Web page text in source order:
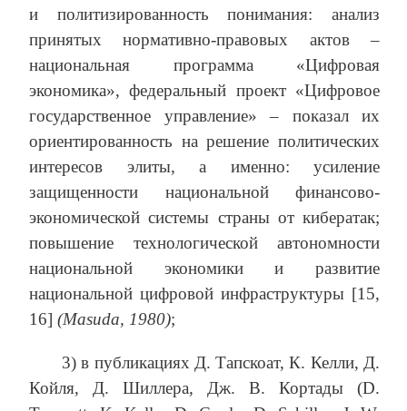
и политизированность понимания: анализ
принятых нормативно-правовых актов –
национальная программа «Цифровая
экономика», федеральный проект «Цифровое
государственное управление» – показал их
ориентированность на решение политических
интересов элиты, а именно: усиление
защищенности национальной финансово-
экономической системы страны от кибератак;
повышение технологической автономности
национальной экономики и развитие
национальной цифровой инфраструктуры [15,
16] (Masuda, 1980);
3) в публикациях Д. Тапскоат, К. Келли, Д.
Койля, Д. Шиллера, Дж. В. Кортады (D.